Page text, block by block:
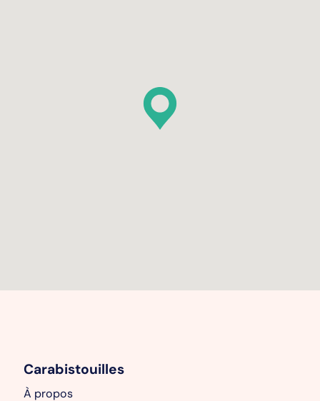
Carabistouilles
À propos